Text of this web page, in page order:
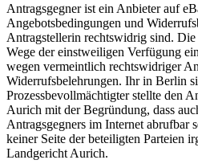
Antragsgegner ist ein Anbieter auf
Angebotsbedingungen und
Antragstellerin rechtswidrig sind.
Wege der einstweiligen Verfügung
wegen vermeintlich rechtswidriger
Widerrufsbelehrungen. Ihr in Berlin
Prozessbevollmächtigter stellte den
Aurich mit der Begründung, dass
Antragsgegners im Internet abrufbar
keiner Seite der beteiligten Parteien
Landgericht Aurich.